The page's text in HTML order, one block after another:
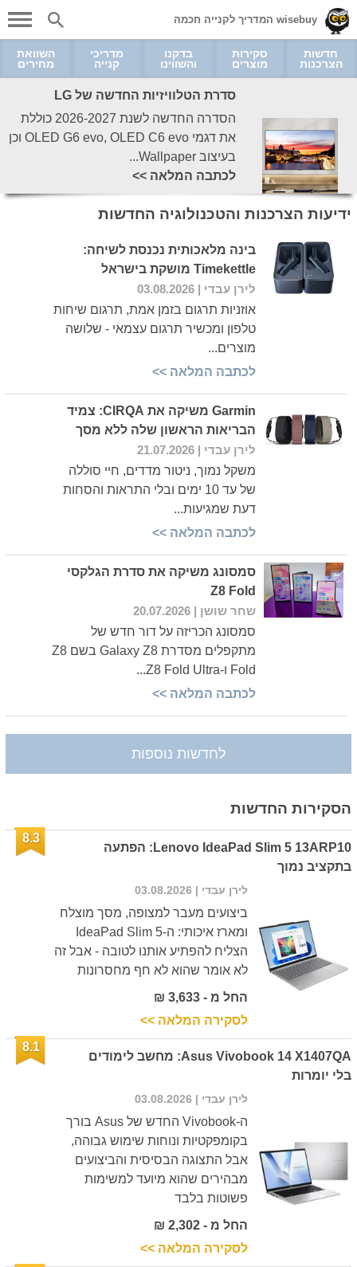
wisebuy המדריך לקנייה חכמה
חדשות
הצרכנות
סקירות
מוצרים
בדקנו
והשווינו
מדריכי
קנייה
השוואת
מחירים
סדרת הטלוויזיות החדשה של LG
הסדרה החדשה לשנת 2026-2027 כוללת
את דגמי OLED G6 evo, OLED C6 evo וכן
בעיצוב Wallpaper...
לכתבה המלאה >>
ידיעות הצרכנות והטכנולוגיה החדשות
בינה מלאכותית נכנסת לשיחה:
Timekettle מושקת בישראל
לירן עבדי | 03.08.2026
אוזניות תרגום בזמן אמת, תרגום שיחות
טלפון ומכשיר תרגום עצמאי - שלושה
מוצרים...
לכתבה המלאה >>
Garmin משיקה את CIRQA: צמיד
הבריאות הראשון שלה ללא מסך
לירן עבדי | 21.07.2026
משקל נמוך, ניטור מדדים, חיי סוללה
של עד 10 ימים ובלי התראות והסחות
דעת שמגיעות...
לכתבה המלאה >>
סמסונג משיקה את סדרת הגלקסי
Z8 Fold
שחר שושן | 20.07.2026
סמסונג הכריזה על דור חדש של
מתקפלים מסדרת Galaxy Z8 בשם Z8
Fold ו-Z8 Fold Ultra...
לכתבה המלאה >>
לחדשות נוספות
הסקירות החדשות
Lenovo IdeaPad Slim 5 13ARP10: הפתעה
בתקציב נמוך
8.3
לירן עבדי | 03.08.2026
ביצועים מעבר למצופה, מסך מוצלח
ומארז איכותי: ה-IdeaPad Slim 5
הצליח להפתיע אותנו לטובה - אבל זה
לא אומר שהוא לא חף מחסרונות
החל מ - 3,633 ₪
לסקירה המלאה >>
Asus Vivobook 14 X1407QA: מחשב לימודים
בלי יומרות
8.1
לירן עבדי | 03.08.2026
ה-Vivobook החדש של Asus בורך
בקומפקטיות ונוחות שימוש גבוהה,
אבל התצוגה הבסיסית והביצועים
מבהירים שהוא מיועד למשימות
פשוטות בלבד
החל מ - 2,302 ₪
לסקירה המלאה >>